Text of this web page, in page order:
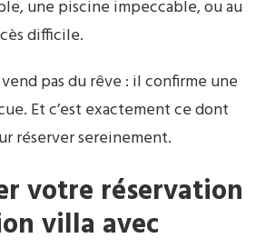
une piscine impeccable, ou au
difficile.
pas du rêve : il confirme une
Et c’est exactement ce dont
réserver sereinement.
votre réservation
villa avec